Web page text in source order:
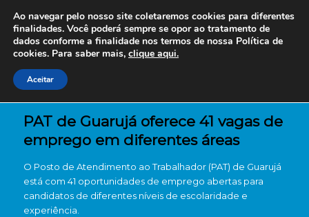
PAT de Guarujá oferece 41 vagas de
emprego em diferentes áreas
O Posto de Atendimento ao Trabalhador (PAT) de Guarujá
está com 41 oportunidades de emprego abertas para
candidatos de diferentes níveis de escolaridade e
experiência.
Ao navegar pelo nosso site coletaremos cookies para diferentes
finalidades. Você poderá sempre se opor ao tratamento de
dados conforme a finalidade nos termos de nossa Política de
cookies. Para saber mais, clique aqui.
Aceitar